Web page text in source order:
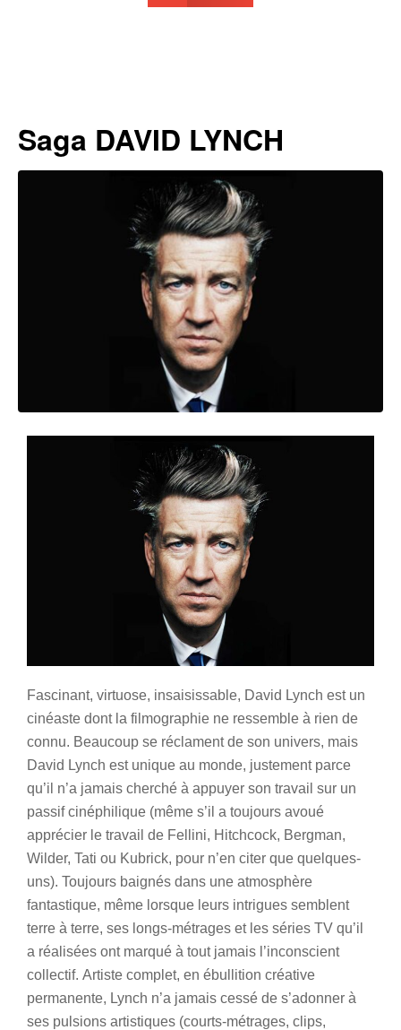
Saga DAVID LYNCH
Fascinant, virtuose, insaisissable, David Lynch est un
cinéaste dont la filmographie ne ressemble à rien de
connu. Beaucoup se réclament de son univers, mais
David Lynch est unique au monde, justement parce
qu’il n’a jamais cherché à appuyer son travail sur un
passif cinéphilique (même s’il a toujours avoué
apprécier le travail de Fellini, Hitchcock, Bergman,
Wilder, Tati ou Kubrick, pour n’en citer que quelques-
uns). Toujours baignés dans une atmosphère
fantastique, même lorsque leurs intrigues semblent
terre à terre, ses longs-métrages et les séries TV qu’il
a réalisées ont marqué à tout jamais l’inconscient
collectif. Artiste complet, en ébullition créative
permanente, Lynch n’a jamais cessé de s’adonner à
ses pulsions artistiques (courts-métrages, clips,